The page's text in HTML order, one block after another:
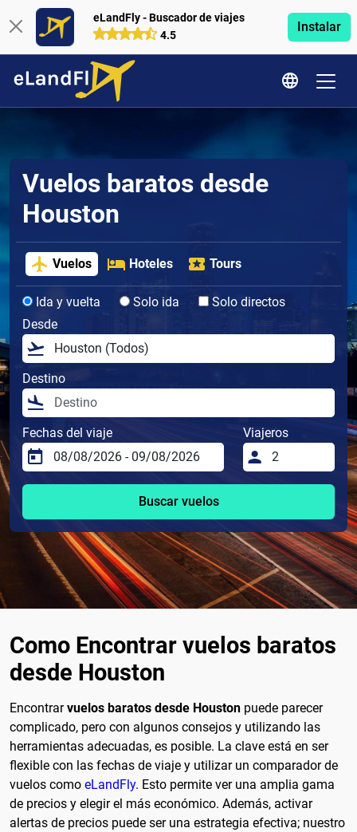
eLandFly - Buscador de viajes
4.5
Instalar
Vuelos baratos desde
Houston
Vuelos Hoteles Tours
Ida y vuelta Solo ida
Solo directos
Desde
Destino
Fechas del viaje Viajeros
Buscar vuelos
Como Encontrar vuelos baratos
desde Houston
Encontrarvuelos baratos desde Houston puede parecer
complicado, pero con algunos consejos y utilizando las
herramientas adecuadas, es posible. La clave está en ser
flexible con las fechas de viaje y utilizar un comparador de
vuelos como eLandFly. Esto permite ver una amplia gama
de precios y elegir el más económico. Además, activar
alertas de precios puede ser una estrategia efectiva; nuestro